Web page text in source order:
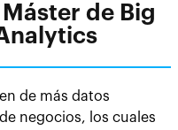
de Big
de más datos
negocios, los cuales